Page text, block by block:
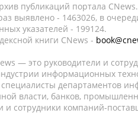
публикаций портала
выявлено - 1463026, в
указателей - 199124.
книги CNews -
— это руководители и
информационных
специалисты департаментов
власти, банков,
и сотрудники компаний-